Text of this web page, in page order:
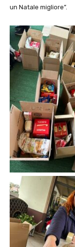
un Natale migliore”.